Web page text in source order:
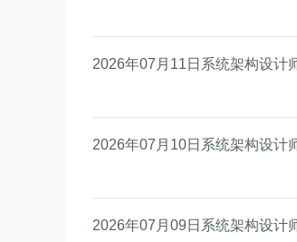
2026年07月11日系统架构设计
2026年07月10日系统架构设计
2026年07月09日系统架构设计